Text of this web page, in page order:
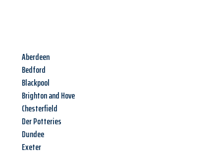
Aberdeen
Bedford
Blackpool
Brighton and Hove
Chesterfield
Der Potteries
Dundee
Exeter